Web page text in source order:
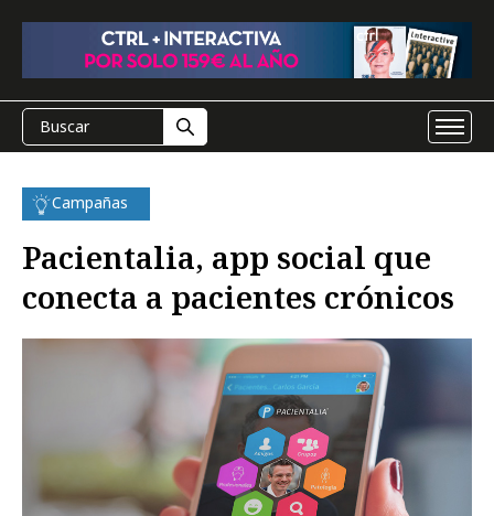
Campañas
Pacientalia, app social que
conecta a pacientes crónicos